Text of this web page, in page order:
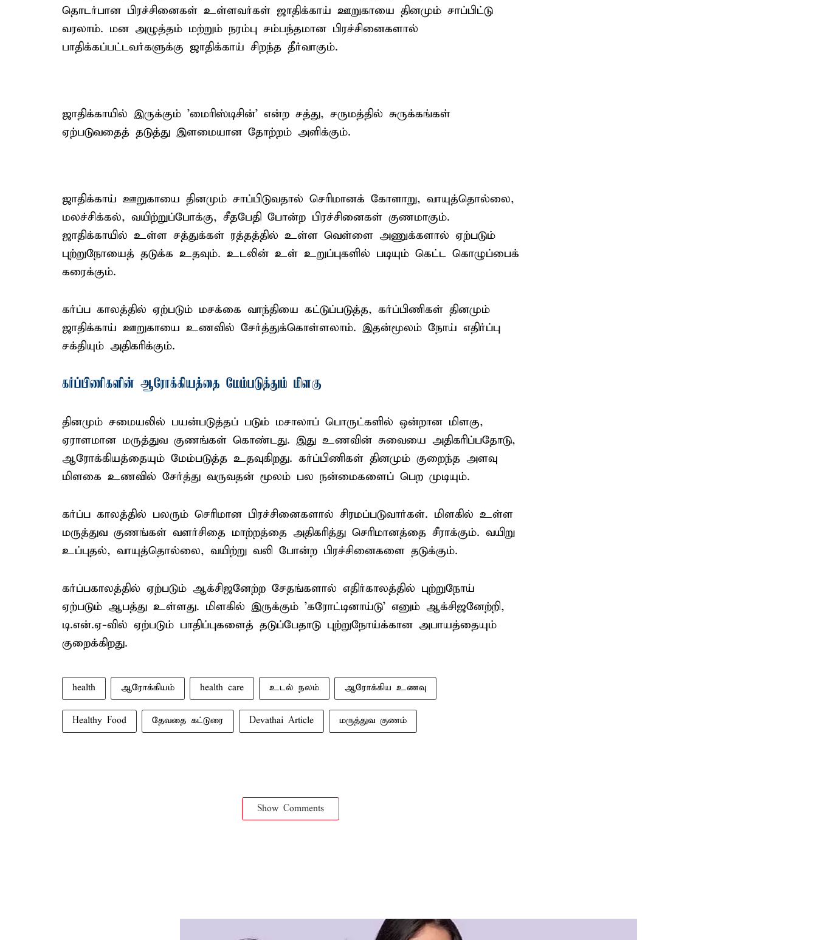
தொடர்பான பிரச்சினைகள் உள்ளவர்கள் ஜாதிக்காய் ஊறுகாயை தினமும் சாப்பிட்டு
வரலாம். மன அழுத்தம் மற்றும் நரம்பு சம்பந்தமான பிரச்சினைகளால்
பாதிக்கப்பட்டவர்களுக்கு ஜாதிக்காய் சிறந்த தீர்வாகும்.
ஜாதிக்காயில் இருக்கும் 'மைரிஸ்டிசின்' என்ற சத்து, சருமத்தில் சுருக்கங்கள்
ஏற்படுவதைத் தடுத்து இளமையான தோற்றம் அளிக்கும்.
ஜாதிக்காய் ஊறுகாயை தினமும் சாப்பிடுவதால் செரிமானக் கோளாறு, வாயுத்தொல்லை,
மலச்சிக்கல், வயிற்றுப்போக்கு, சீதபேதி போன்ற பிரச்சினைகள் குணமாகும்.
ஜாதிக்காயில் உள்ள சத்துக்கள் ரத்தத்தில் உள்ள வெள்ளை அணுக்களால் ஏற்படும்
புற்றுநோயைத் தடுக்க உதவும். உடலின் உள் உறுப்புகளில் படியும் கெட்ட கொழுப்பைக்
கரைக்கும்.
கர்ப்ப காலத்தில் ஏற்படும் மசக்கை வாந்தியை கட்டுப்படுத்த, கர்ப்பிணிகள் தினமும்
ஜாதிக்காய் ஊறுகாயை உணவில் சேர்த்துக்கொள்ளலாம். இதன்மூலம் நோய் எதிர்ப்பு
சக்தியும் அதிகரிக்கும்.
கர்ப்பிணிகளின் ஆரோக்கியத்தை மேம்படுத்தும் மிளகு
தினமும் சமையலில் பயன்படுத்தப் படும் மசாலாப் பொருட்களில் ஒன்றான மிளகு,
ஏராளமான மருத்துவ குணங்கள் கொண்டது. இது உணவின் சுவையை அதிகரிப்பதோடு,
ஆரோக்கியத்தையும் மேம்படுத்த உதவுகிறது. கர்ப்பிணிகள் தினமும் குறைந்த அளவு
மிளகை உணவில் சேர்த்து வருவதன் மூலம் பல நன்மைகளைப் பெற முடியும்.
கர்ப்ப காலத்தில் பலரும் செரிமான பிரச்சினைகளால் சிரமப்படுவார்கள். மிளகில் உள்ள
மருத்துவ குணங்கள் வளர்சிதை மாற்றத்தை அதிகரித்து செரிமானத்தை சீராக்கும். வயிறு
உப்புதல், வாயுத்தொல்லை, வயிற்று வலி போன்ற பிரச்சினைகளை தடுக்கும்.
கர்ப்பகாலத்தில் ஏற்படும் ஆக்சிஜனேற்ற சேதங்களால் எதிர்காலத்தில் புற்றுநோய்
ஏற்படும் ஆபத்து உள்ளது. மிளகில் இருக்கும் 'கரோட்டினாய்டு' எனும் ஆக்சிஜனேற்றி,
டி.என்.ஏ-வில் ஏற்படும் பாதிப்புகளைத் தடுப்பேதாடு புற்றுநோய்க்கான அபாயத்தையும்
குறைக்கிறது.
health ஆரோக்கியம் health care உடல் நலம் ஆரோக்கிய உணவு
Healthy Food தேவதை கட்டுரை Devathai Article மருத்துவ குணம்
Show Comments